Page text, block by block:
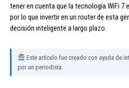
tener en cuenta que la tecnología WiFi 7
por lo que invertir en un router de esta
decisión inteligente a largo plazo.
Este artículo fue creado con ayuda de
por un periodista.